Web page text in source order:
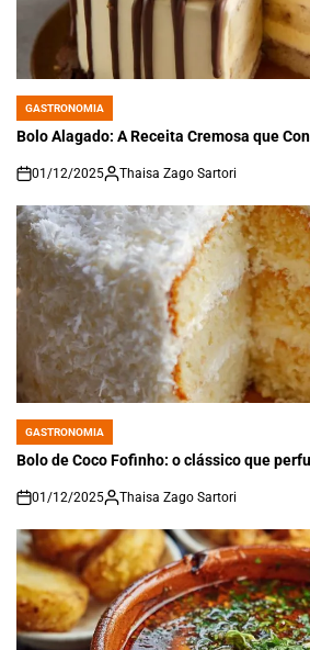
POSTED
IN
GASTRONOMIA
Bolo Alagado: A Receita Cremosa que
on
01/12/2025 Thaisa Zago Sartori
POSTED
IN
GASTRONOMIA
Bolo de Coco Fofinho: o clássico que
on
01/12/2025 Thaisa Zago Sartori